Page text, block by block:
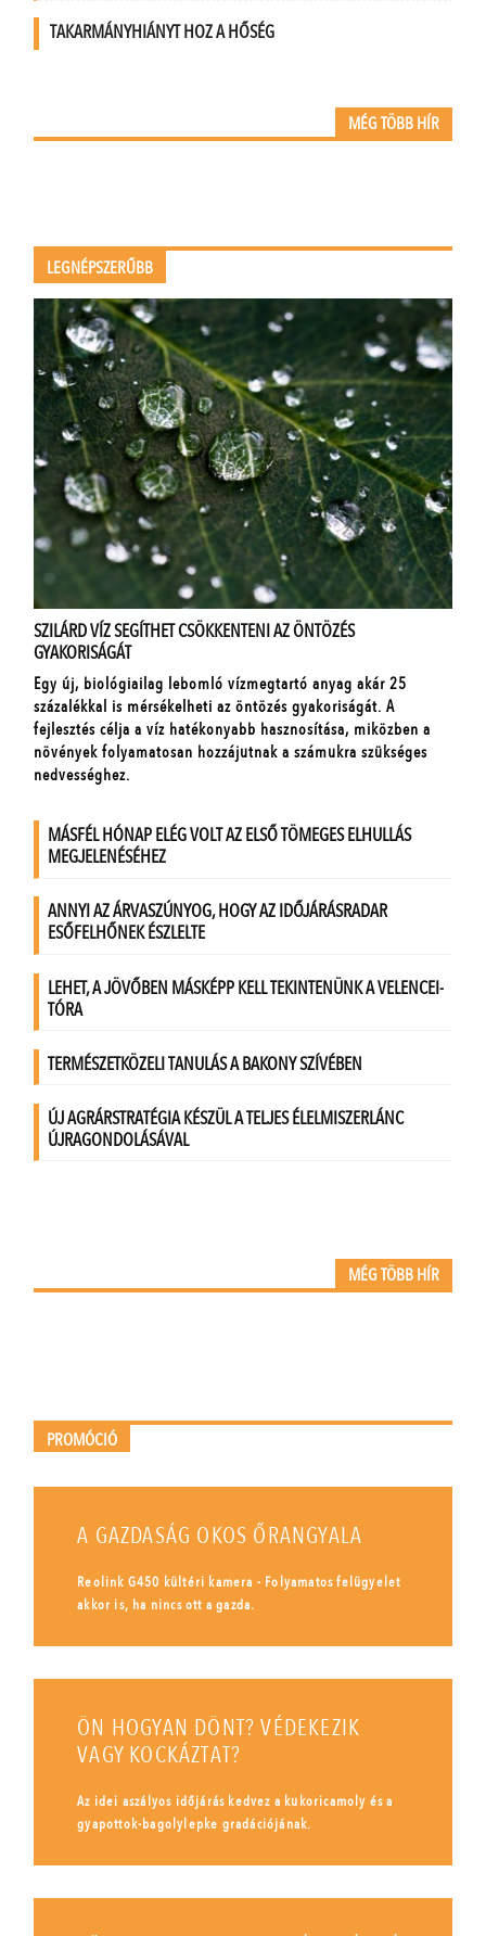
TAKARMÁNYHIÁNYT HOZ A HŐSÉG
MÉG TÖBB HÍR
LEGNÉPSZERŰBB
MÉG TÖBB HÍR
PROMÓCIÓ
A GAZDASÁG OKOS ŐRANGYALA
Reolink G450 kültéri kamera - Folyamatos felügyelet
akkor is, ha nincs ott a gazda.
ÖN HOGYAN DÖNT? VÉDEKEZIK
VAGY KOCKÁZTAT?
Az idei aszályos időjárás kedvez a kukoricamoly és a
gyapottok-bagolylepke gradációjának.